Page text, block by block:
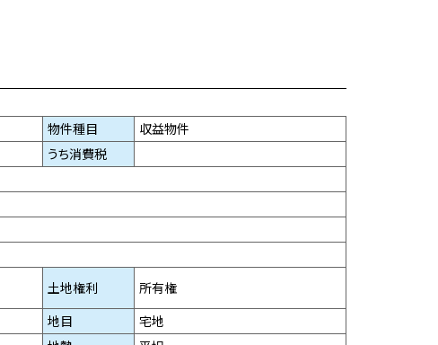
物件種目
収益物件
うち消費税
土地権利
所有権
地目
宅地